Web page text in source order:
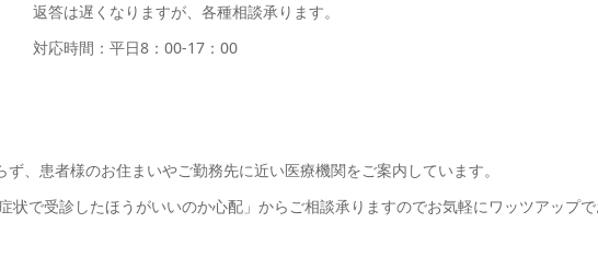
返答は遅くなりますが、各種相談承ります。
対応時間：平日8：00-17：00
、患者様のお住まいやご勤務先に近い医療機関をご案内しています。
状で受診したほうがいいのか心配」からご相談承りますのでお気軽にワッツアップ